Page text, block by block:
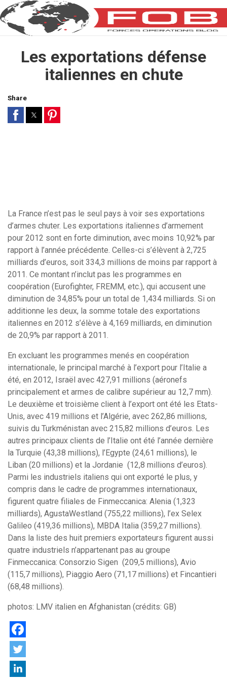
Les exportations défense
italiennes en chute
Share
La France n’est pas le seul pays à voir ses exportations
d’armes chuter. Les exportations italiennes d’armement
pour 2012 sont en forte diminution, avec moins 10,92% par
rapport à l’année précédente. Celles-ci s’élèvent à 2,725
milliards d’euros, soit 334,3 millions de moins par rapport à
2011. Ce montant n’inclut pas les programmes en
coopération (Eurofighter, FREMM, etc.), qui accusent une
diminution de 34,85% pour un total de 1,434 milliards. Si on
additionne les deux, la somme totale des exportations
italiennes en 2012 s’élève à 4,169 milliards, en diminution
de 20,9% par rapport à 2011.
En excluant les programmes menés en coopération
internationale, le principal marché à l’export pour l’Italie a
été, en 2012, Israël avec 427,91 millions (aéronefs
principalement et armes de calibre supérieur au 12,7 mm).
Le deuxième et troisième client à l’export ont été les Etats-
Unis, avec 419 millions et l’Algérie, avec 262,86 millions,
suivis du Turkménistan avec 215,82 millions d’euros. Les
autres principaux clients de l’Italie ont été l’année dernière
la Turquie (43,38 millions), l’Egypte (24,61 millions), le
Liban (20 millions) et la Jordanie (12,8 millions d’euros).
Parmi les industriels italiens qui ont exporté le plus, y
compris dans le cadre de programmes internationaux,
figurent quatre filiales de Finmeccanica: Alenia (1,323
milliards), AgustaWestland (755,22 millions), l’ex Selex
Galileo (419,36 millions), MBDA Italia (359,27 millions).
Dans la liste des huit premiers exportateurs figurent aussi
quatre industriels n’appartenant pas au groupe
Finmeccanica: Consorzio Sigen (209,5 millions), Avio
(115,7 millions), Piaggio Aero (71,17 millions) et Fincantieri
(68,48 millions).
photos: LMV italien en Afghanistan (crédits: GB)